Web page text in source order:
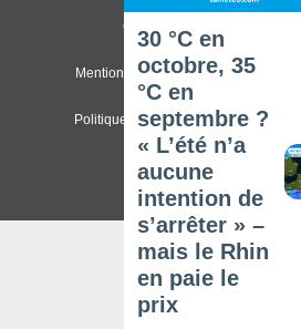
Contact
Mentions légales & Conditions
Politique de confidentialité
© 2026 Meteored. Tous
30 °C en
octobre, 35
°C en
septembre ?
« L’été n’a
aucune
intention de
s’arrêter » –
mais le Rhin
en paie le
prix